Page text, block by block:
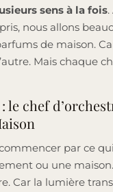
sens à la fois
nous allons
de maison.
Mais chaque
le chef
par ce
ou une maison.
Car la lumière